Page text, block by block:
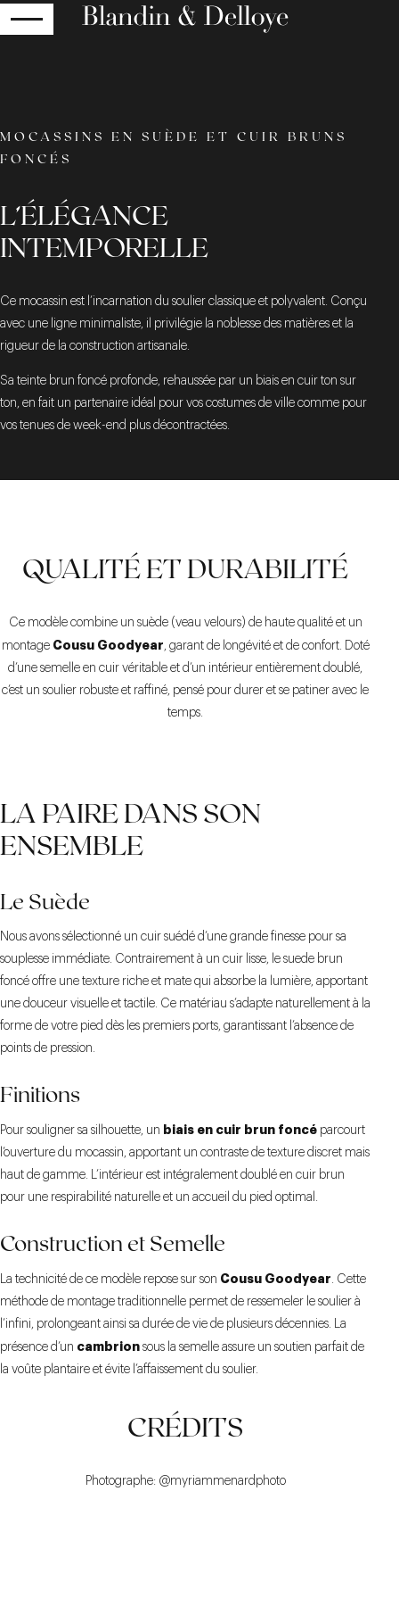
MOCASSINS EN SUÈDE ET CUIR BRUNS
FONCÉS
L’ÉLÉGANCE
INTEMPORELLE
Ce mocassin est l’incarnation du soulier classique et polyvalent. Conçu
avec une ligne minimaliste, il privilégie la noblesse des matières et la
rigueur de la construction artisanale.
Sa teinte brun foncé profonde, rehaussée par un biais en cuir ton sur
ton, en fait un partenaire idéal pour vos costumes de ville comme pour
vos tenues de week-end plus décontractées.
QUALITÉ ET DURABILITÉ
Ce modèle combine un suède (veau velours) de haute qualité et un
montage Cousu Goodyear, garant de longévité et de confort. Doté
d’une semelle en cuir véritable et d’un intérieur entièrement doublé,
c’est un soulier robuste et raffiné, pensé pour durer et se patiner avec le
temps.
LA PAIRE DANS SON
ENSEMBLE
Le Suède
Nous avons sélectionné un cuir suédé d’une grande finesse pour sa
souplesse immédiate. Contrairement à un cuir lisse, le suede brun
foncé offre une texture riche et mate qui absorbe la lumière, apportant
une douceur visuelle et tactile. Ce matériau s’adapte naturellement à la
forme de votre pied dès les premiers ports, garantissant l’absence de
points de pression.
Finitions
Pour souligner sa silhouette, un biais en cuir brun foncé parcourt
l’ouverture du mocassin, apportant un contraste de texture discret mais
haut de gamme. L’intérieur est intégralement doublé en cuir brun
pour une respirabilité naturelle et un accueil du pied optimal.
Construction et Semelle
La technicité de ce modèle repose sur son Cousu Goodyear. Cette
méthode de montage traditionnelle permet de ressemeler le soulier à
l’infini, prolongeant ainsi sa durée de vie de plusieurs décennies. La
présence d’un cambrion sous la semelle assure un soutien parfait de
la voûte plantaire et évite l’affaissement du soulier.
CRÉDITS
Photographe: @myriammenardphoto